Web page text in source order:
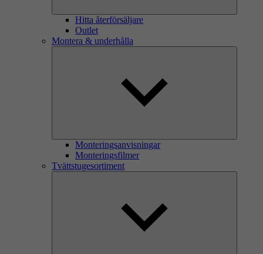
Hitta återförsäljare
Outlet
Montera & underhålla
Monteringsanvisningar
Monteringsfilmer
Tvättstugesortiment